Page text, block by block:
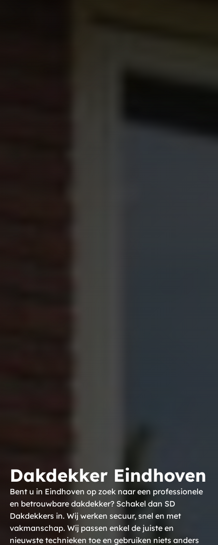
Dakdekker Eindhoven
Bent u in Eindhoven op zoek naar een professionele
en betrouwbare dakdekker? Schakel dan SD
Dakdekkers in. Wij werken secuur, snel en met
vakmanschap. Wij passen enkel de juiste en
nieuwste technieken toe en gebruiken niets anders